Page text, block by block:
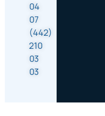
04
07
(442)
210
03
03